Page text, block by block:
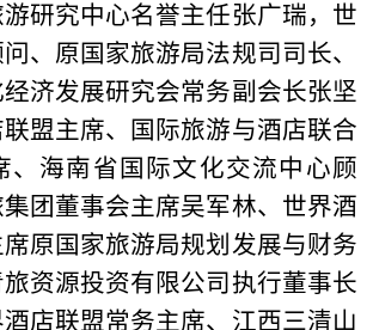
研究中心名誉主任张广瑞，世
、原国家旅游局法规司司长、
济发展研究会常务副会长张坚
盟主席、国际旅游与酒店联合
、海南省国际文化交流中心顾
团董事会主席吴军林、世界酒
原国家旅游局规划发展与财务
资源投资有限公司执行董事长
店联盟常务主席、江西三清山